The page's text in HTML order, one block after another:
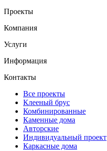
Проекты
Компания
Услуги
Информация
Контакты
Все проекты
Клееный брус
Комбинированные
Каменные дома
Авторские
Индивидуальный проект
Каркасные дома